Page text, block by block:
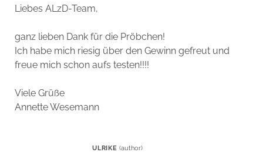
Liebes ALzD-Team,
ganz lieben Dank für die Pröbchen!
Ich habe mich riesig über den Gewinn gefreut und
freue mich schon aufs testen!!!!
Viele Grüße
Annette Wesemann
ULRIKE